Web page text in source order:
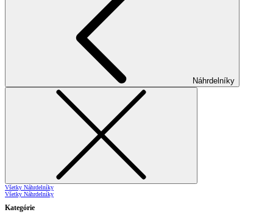
Náhrdelníky
Všetky Náhrdelníky
Všetky Náhrdelníky
Kategórie